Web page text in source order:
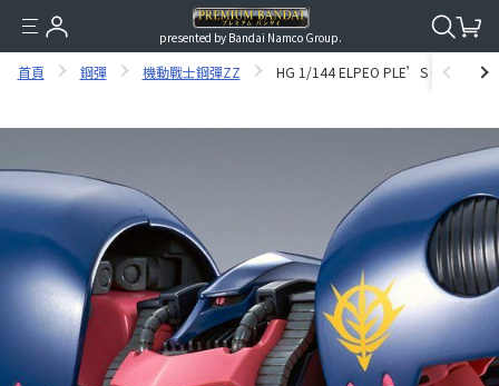
presented by Bandai Namco Group.
首頁 鋼彈 機動戰士鋼彈ZZ HG 1/144 ELPEO PLE’S QUBELEY